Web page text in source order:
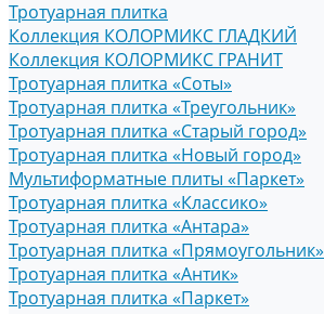
Тротуарная плитка
Коллекция КОЛОРМИКС ГЛАДКИЙ
Коллекция КОЛОРМИКС ГРАНИТ
Тротуарная плитка «Соты»
Тротуарная плитка «Треугольник»
Тротуарная плитка «Старый город»
Тротуарная плитка «Новый город»
Мультиформатные плиты «Паркет»
Тротуарная плитка «Классико»
Тротуарная плитка «Антара»
Тротуарная плитка «Прямоугольник»
Тротуарная плитка «Антик»
Тротуарная плитка «Паркет»